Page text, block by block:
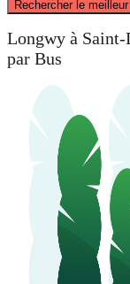
Rechercher le
Longwy à Saint-
par Bus